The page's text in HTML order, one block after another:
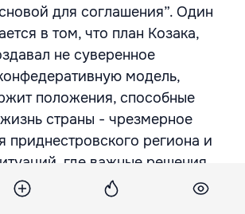
для соглашения”. Один
в том, что план Козака,
не суверенное
модель,
положения, способные
страны - чрезмерное
приднестровского региона и
где важные решения
лишь голосами